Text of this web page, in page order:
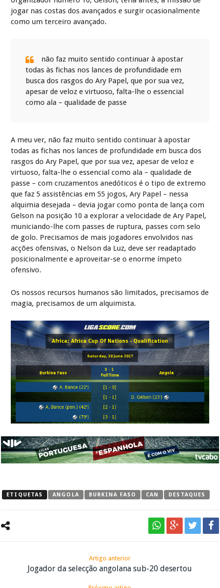
jogar nas costas dos avançados e surgir ocasionalmente
como um terceiro avançado.
não faz muito sentido continuar à apostar
todas às fichas nos lances de profundidade em
busca dos rasgos do Ary Papel, que por sua vez,
apesar de veloz e virtuoso, falta-lhe o essencial
como ala – qualidade de passe
A meu ver, não faz muito sentido continuar à apostar
todas as fichas nos lances de profundidade em busca dos
rasgos do Ary Papel, que por sua vez, apesar de veloz e
virtuoso, falta-lhe o essencial como ala – qualidade de
passe – com cruzamentos anedóticos é o tipo de extremo
que faz 5 assistências em 55 jogos, Ary Papel – nessa
alquimia desejada – devia jogar como ponta de lança com
Gelson na posição 10 a explorar a velocidade de Ary Papel,
municiando-lhe com passes de ruptura, passes com selo
de golo. Precisamos de mais jogadores envolvidos nas
acções ofensivas, o Nelson da Luz, deve ser readaptado
posicionalmente e aproveitar-se o enorme ímpeto
ofensivo.
Os nossos recursos humanos são limitados, precisamos de
magia, precisamos de um alquimista.
ETIQUETAS ANGOLA BURKINA FASO CAN DESTAQUES
Artigo anterior
Jogador da selecção angolana sub-20 desertou